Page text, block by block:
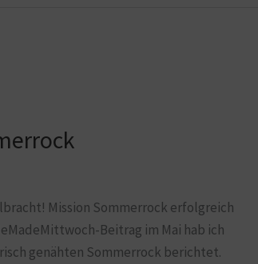
Mission Sommerrock erfolgreich
Beitrag im Mai hab ich
genähten Sommerrock berichtet.